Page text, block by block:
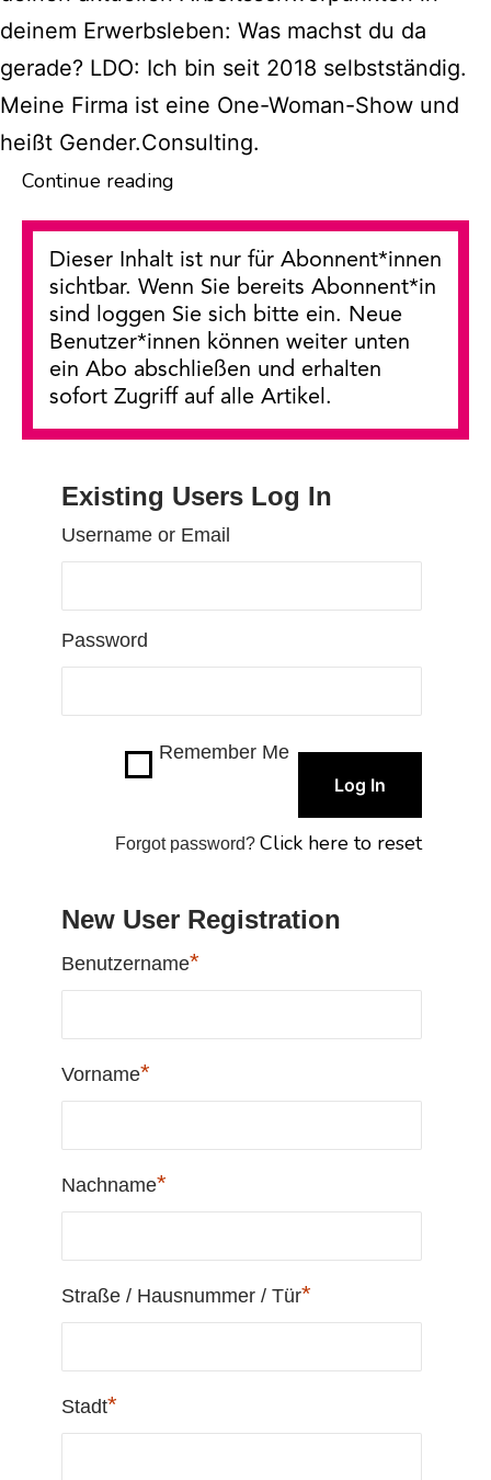
deinem Erwerbsleben: Was machst du da
gerade? LDO: Ich bin seit 2018 selbstständig.
Meine Firma ist eine One-Woman-Show und
heißt Gender.Consulting.
Continue reading
Obfrau
Dieser Inhalt ist nur für Abonnent*innen
sichtbar. Wenn Sie bereits Abonnent*in
sind loggen Sie sich bitte ein. Neue
Benutzer*innen können weiter unten
ein Abo abschließen und erhalten
sofort Zugriff auf alle Artikel.
Existing Users Log In
Username or Email
Password
Remember Me
Forgot password?Click here to reset
New User Registration
Benutzername*
Vorname*
Nachname*
Straße / Hausnummer / Tür*
Stadt*